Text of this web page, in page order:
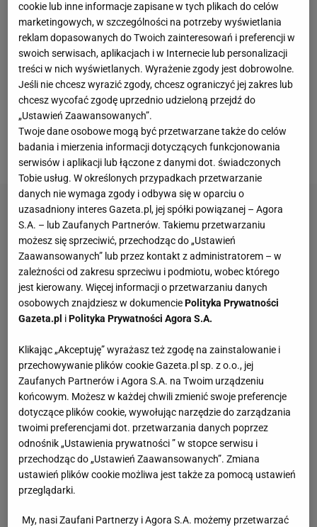
Chcesz wiedzieć wszystko o Developresie
Rzeszów? Wejdź na RZESZOW.SPORT.PL
cookie lub inne informacje zapisane w tych plikach do celów
marketingowych, w szczególności na potrzeby wyświetlania
reklam dopasowanych do Twoich zainteresowań i preferencji w
swoich serwisach, aplikacjach i w Internecie lub personalizacji
treści w nich wyświetlanych. Wyrażenie zgody jest dobrowolne.
Jeśli nie chcesz wyrazić zgody, chcesz ograniczyć jej zakres lub
chcesz wycofać zgodę uprzednio udzieloną przejdź do
„Ustawień Zaawansowanych”.
Twoje dane osobowe mogą być przetwarzane także do celów
badania i mierzenia informacji dotyczących funkcjonowania
serwisów i aplikacji lub łączone z danymi dot. świadczonych
Tobie usług. W określonych przypadkach przetwarzanie
danych nie wymaga zgody i odbywa się w oparciu o
uzasadniony interes Gazeta.pl, jej spółki powiązanej – Agora
S.A. – lub Zaufanych Partnerów. Takiemu przetwarzaniu
możesz się sprzeciwić, przechodząc do „Ustawień
Zaawansowanych” lub przez kontakt z administratorem – w
zależności od zakresu sprzeciwu i podmiotu, wobec którego
jest kierowany. Więcej informacji o przetwarzaniu danych
osobowych znajdziesz w dokumenciePolityka Prywatności
Gazeta.pl iPolityka Prywatności Agora S.A.
Klikając „Akceptuję” wyrażasz też zgodę na zainstalowanie i
przechowywanie plików cookie Gazeta.pl sp. z o.o., jej
Zaufanych Partnerów i Agora S.A. na Twoim urządzeniu
końcowym. Możesz w każdej chwili zmienić swoje preferencje
dotyczące plików cookie, wywołując narzędzie do zarządzania
twoimi preferencjami dot. przetwarzania danych poprzez
odnośnik „Ustawienia prywatności ” w stopce serwisu i
przechodząc do „Ustawień Zaawansowanych”. Zmiana
ustawień plików cookie możliwa jest także za pomocą ustawień
przeglądarki.
My, nasi Zaufani Partnerzy i Agora S.A. możemy przetwarzać